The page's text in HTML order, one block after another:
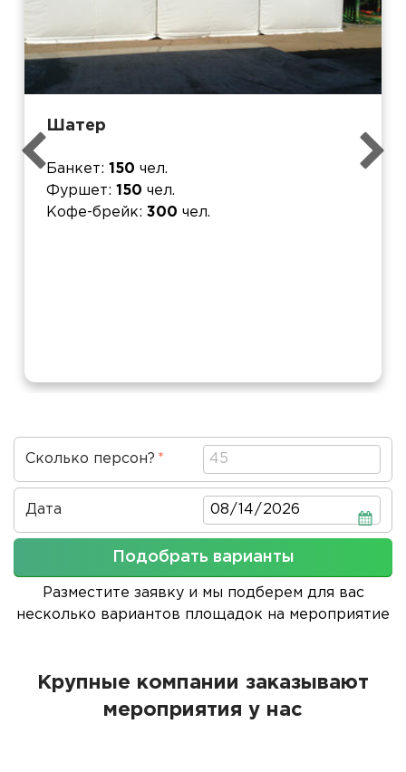
Шатер
Банкет 150 чел.
Фуршет
150 чел.
Кофе-брейк
300 чел.
Сколько персон?
Дата Дата
Подобрать варианты
Разместите заявку и мы подберем для вас
несколько вариантов площадок на мероприятие
Крупные компании заказывают
мероприятия у нас